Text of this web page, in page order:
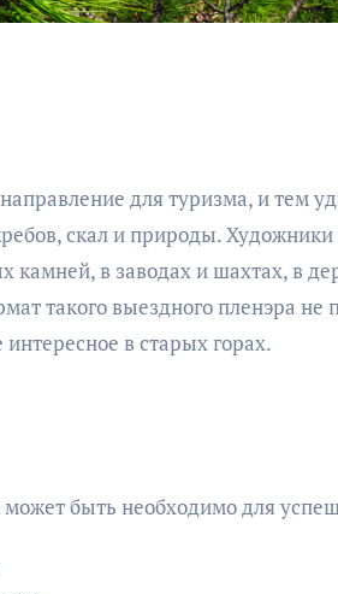
для туризма, и тем
скал и природы.
камней, в заводах и шахтах, в
такого выездного пленэра не
интересное в старых горах.
может быть необходимо для